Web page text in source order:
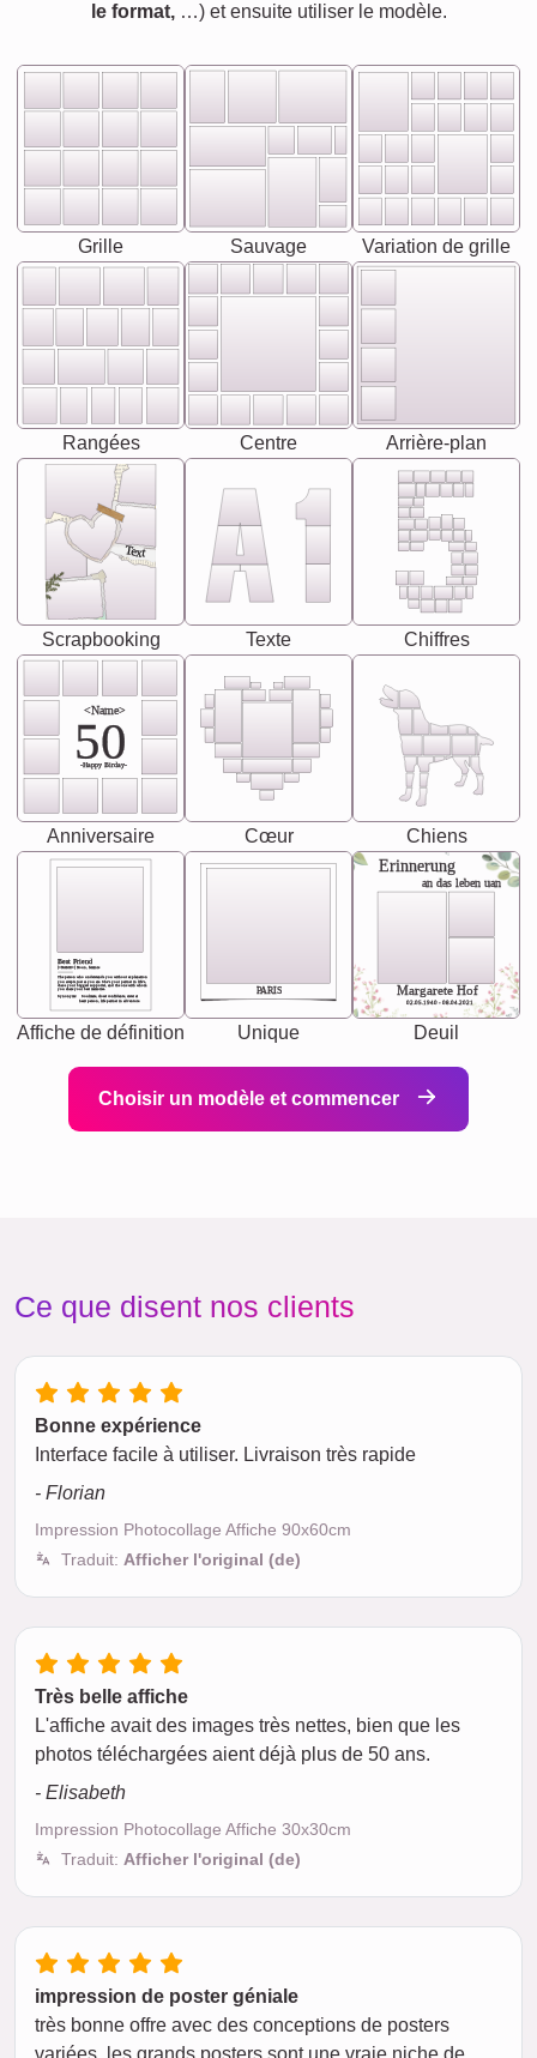
le format,…) et ensuite utiliser le modèle.
Grille Sauvage Variation de grille
Rangées Centre Arrière-plan
Text
Scrapbooking Texte Chiffres
<Name>
50
-Happy Birday-
Anniversaire Cœur Chiens
Best Friend
[<NAME>] Noun, feminie
Synonyms: Soulmate, closet confidante, sister at
heart person, life partner in adventure.
The person who understands you without explanation
you accepts just as you are. She's your partner in life's,
chaos your biggest supporter, and the one with whom
you share your best memories.
Affiche de définition
PARIS
Unique
Erinnerung
an das leben uan
Margarete Hof
02.05.1940 - 08.04.2021
Deuil
Choisir un modèle et commencer
Ce que disent nos clients
Bonne expérience
Interface facile à utiliser. Livraison très rapide
- Florian
Impression Photocollage Affiche 90x60cm
Traduit: Afficher l'original (de)
Très belle affiche
L'affiche avait des images très nettes, bien que les
photos téléchargées aient déjà plus de 50 ans.
- Elisabeth
Impression Photocollage Affiche 30x30cm
Traduit: Afficher l'original (de)
impression de poster géniale
très bonne offre avec des conceptions de posters
variées, les grands posters sont une vraie niche de